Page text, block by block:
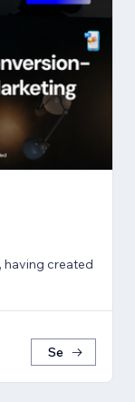
having created
Se